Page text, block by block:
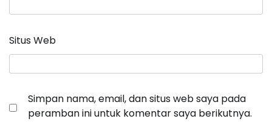
Situs Web
Simpan nama, email, dan situs web saya pada
peramban ini untuk komentar saya berikutnya.